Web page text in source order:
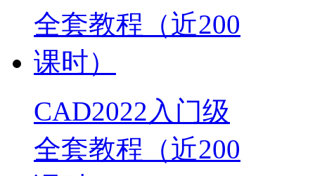
CAD2022入门级
全套教程（近200